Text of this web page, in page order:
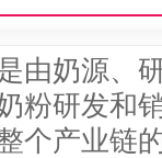
由奶源、
粉研发和
个产业链